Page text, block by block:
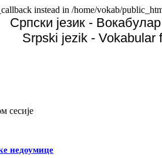
instead in /home/vokab/
Српски језик -
Srpski jezik - Vokabular
сесије
недоумице